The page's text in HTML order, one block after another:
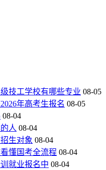
技工学校有哪些专业 08-05
年高考生报名 08-05
08-04
人 08-04
生对象 08-04
懂国考全流程 08-04
就业报名中 08-04